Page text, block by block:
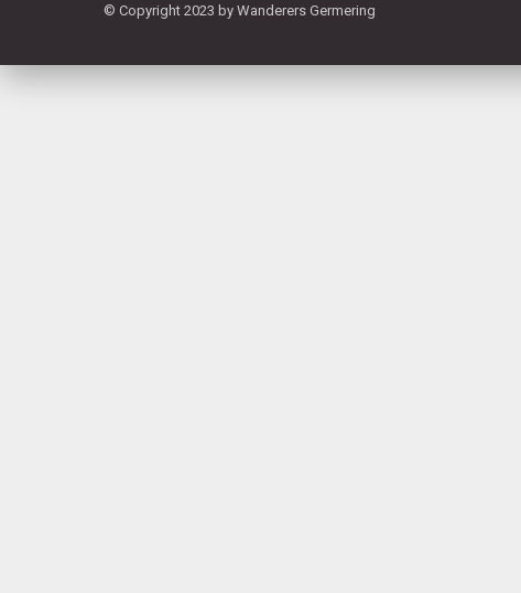
© Copyright 2023 by Wanderers Germering